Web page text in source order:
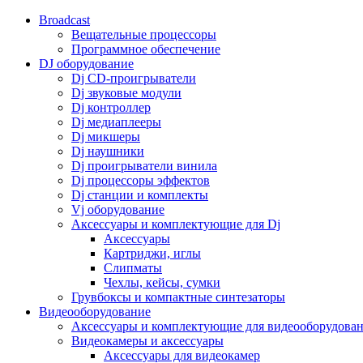
Broadcast
Вещательные процессоры
Программное обеспечение
DJ оборудование
Dj CD-проигрыватели
Dj звуковые модули
Dj контроллер
Dj медиаплееры
Dj микшеры
Dj наушники
Dj проигрыватели винила
Dj процессоры эффектов
Dj станции и комплекты
Vj оборудование
Аксессуары и комплектующие для Dj
Аксессуары
Картриджи, иглы
Слипматы
Чехлы, кейсы, сумки
Грувбоксы и компактные синтезаторы
Видеооборудование
Аксессуары и комплектующие для
Видеокамеры и аксессуары
Аксессуары для видеокамер